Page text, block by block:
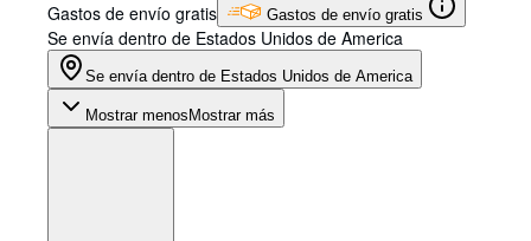
Gastos de envío gratis Gastos de envío gratis
Se envía dentro de Estados Unidos de America
Se envía dentro de Estados Unidos de America
Mostrar menos Mostrar más